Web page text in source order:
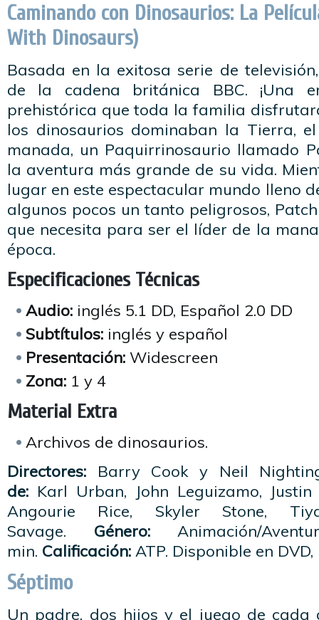
Caminando con Dinosaurios: La
With Dinosaurs)
Basada en la exitosa serie de
de la cadena británica BBC. ¡Una
prehistórica que toda la familia
los dinosaurios dominaban la Tierra,
manada, un Paquirrinosaurio llamado
la aventura más grande de su vida.
lugar en este espectacular mundo lleno
algunos pocos un tanto peligrosos,
que necesita para ser el líder de la
época.
Especificaciones Técnicas
Audio: inglés 5.1 DD, Español 2.0 DD
Subtítulos: inglés y español
Presentación: Widescreen
Zona: 1 y 4
Material Extra
Archivos de dinosaurios.
Directores: Barry Cook y Neil
de: Karl Urban, John Leguizamo,
Angourie Rice, Skyler Stone,
Savage. Género:Animación/
min. Calificación: ATP. Disponible en
Séptimo
Un padre, dos hijos y el juego de cada